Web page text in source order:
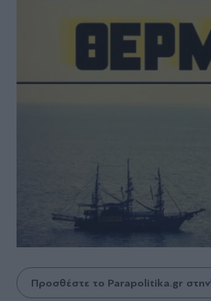
Προσθέστε το Parapolitika.gr στην